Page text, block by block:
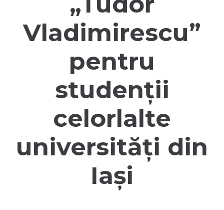
Vladimirescu”
pentru
studenții
celorlalte
universități din
Iași